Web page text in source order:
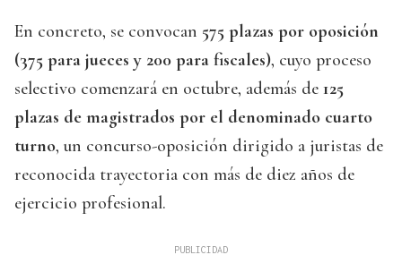
En concreto, se convocan 575 plazas por oposición
(375 para jueces y 200 para fiscales), cuyo proceso
selectivo comenzará en octubre, además de 125
plazas de magistrados por el denominado cuarto
turno, un concurso-oposición dirigido a juristas de
reconocida trayectoria con más de diez años de
ejercicio profesional.